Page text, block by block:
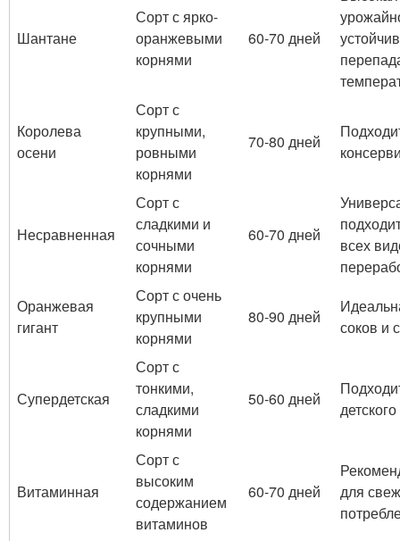
Шантане
Сорт с ярко-
оранжевыми
корнями
60-70 дней
Королева
осени
Сорт с
крупными,
ровными
корнями
70-80 дней
Несравненная
Сорт с
сладкими и
сочными
корнями
60-70 дней
всех
Оранжевая
гигант
Сорт с очень
крупными
корнями
80-90 дней
соков и
Супердетская
Сорт с
тонкими,
сладкими
корнями
50-60 дней
Витаминная
Сорт с
высоким
содержанием
витаминов
60-70 дней
для